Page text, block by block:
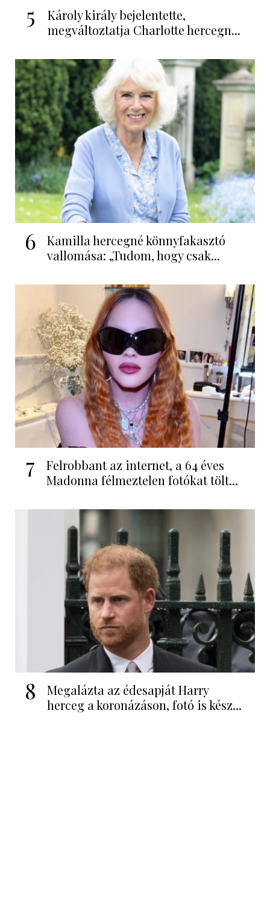
5
Károly király bejelentette,
megváltoztatja Charlotte hercegn...
6
Kamilla hercegné könnyfakasztó
vallomása: „Tudom, hogy csak...
7
Felrobbant az internet, a 64 éves
Madonna félmeztelen fotókat tölt...
8
Megalázta az édesapját Harry
herceg a koronázáson, fotó is kész...